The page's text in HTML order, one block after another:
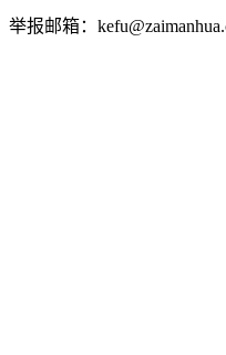
举报邮箱：